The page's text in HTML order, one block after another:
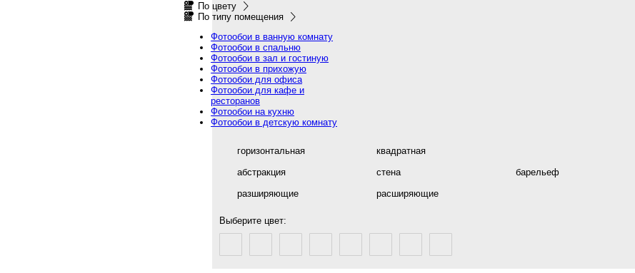
По цвету
По типу помещения
Фотообои в ванную комнату
Фотообои в спальню
Фотообои в зал и гостиную
Фотообои в прихожую
Фотообои для офиса
Фотообои для кафе и
ресторанов
Фотообои на кухню
Фотообои в детскую комнату
горизонтальная
квадратная
абстракция
стена барельеф
разширяющие
расширяющие
Выберите цвет: